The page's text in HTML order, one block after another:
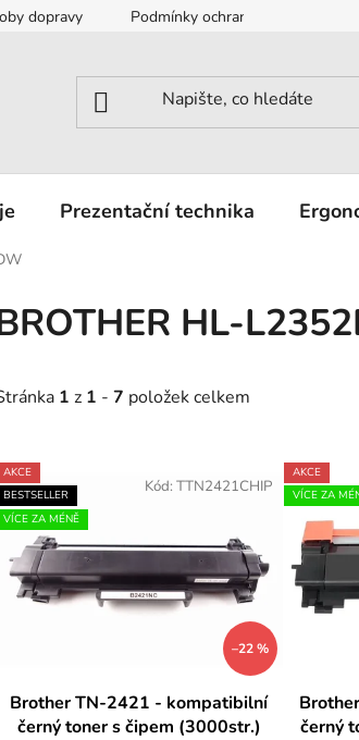
dopravy Podmínky ochrany osobních údajů
Prezentační technika
HL-
1 z 1 - 7 položek celkem
AKCE
BESTSELLER
VÍCE ZA MÉNĚ
–22 %
Brother TN-2421 - kompatibilní
černý toner s čipem (3000str.)
Kód: TTN2421CHIP
AKCE
VÍCE ZA
černý